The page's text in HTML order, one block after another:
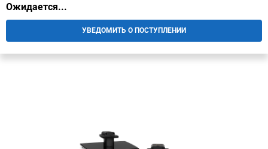
Ожидается...
УВЕДОМИТЬ О ПОСТУПЛЕНИИ